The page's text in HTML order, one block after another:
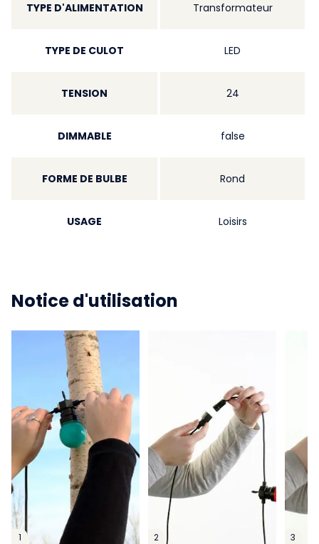
TYPE D'ALIMENTATION Transformateur
TYPE DE CULOT LED
TENSION 24
DIMMABLE false
FORME DE BULBE Rond
USAGE Loisirs
Notice d'utilisation
1 2 3